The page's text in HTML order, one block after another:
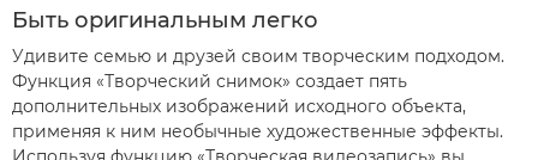
Быть оригинальным легко
Удивите семью и друзей своим творческим подходом.
Функция «Творческий снимок» создает пять
дополнительных изображений исходного объекта,
применяя к ним необычные художественные эффекты.